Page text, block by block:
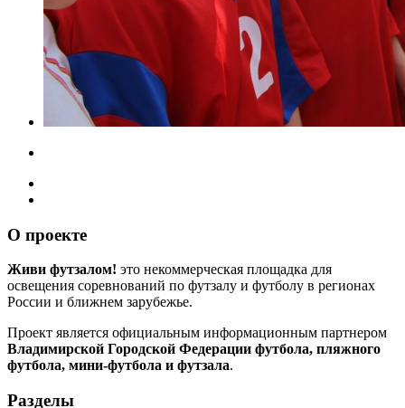
О проекте
Живи футзалом! это некоммерческая площадка для
освещения соревнований по футзалу и футболу в регионах
России и ближнем зарубежье.
Проект является официальным информационным партнером
Владимирской Городской Федерации футбола, пляжного
футбола, мини-футбола и футзала.
Разделы